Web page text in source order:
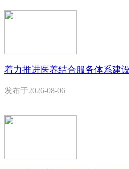
着力推进医养结合服务体系建
发布于2026-08-06